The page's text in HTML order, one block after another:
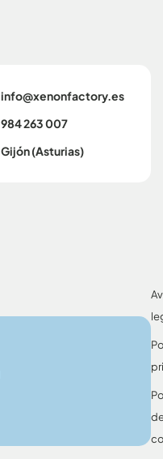
se.yrotcafnonex@ofni
984 263 007
Gijón (Asturias)